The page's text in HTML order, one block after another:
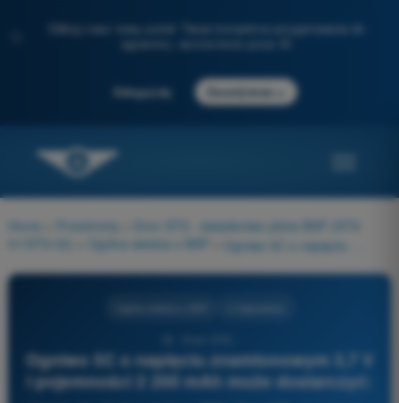
Odkryj nasz nowy portal: Twoje kompletne przygotowanie do
Zaloguj się Zacznij teraz
Home Przedmioty
Dron STS - świadectwo pilota BSP (STS-
Ogólna wiedza o BSP
Ogniwo 5C o napięciu znamionowym 3,7 V
i pojemności 2 200 mAh może dostarczyć: